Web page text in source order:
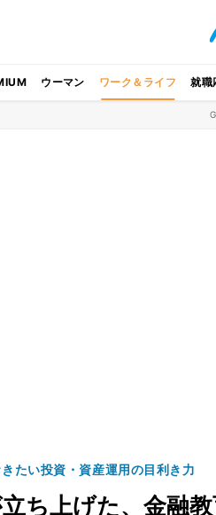
ウーマン ワーク＆ライフ 就職
たい投資・資産運用の目利き力
ち上げた、金融